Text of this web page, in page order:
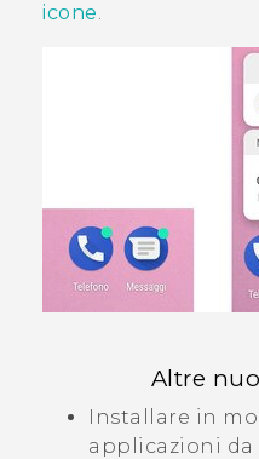
icone.
Altre
Installare in
applicazioni da